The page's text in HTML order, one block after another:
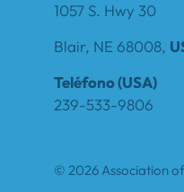
1057 S. Hwy 30
Blair, NE 68008,
Teléfono (USA)
239-533-9806
© 2026 Association